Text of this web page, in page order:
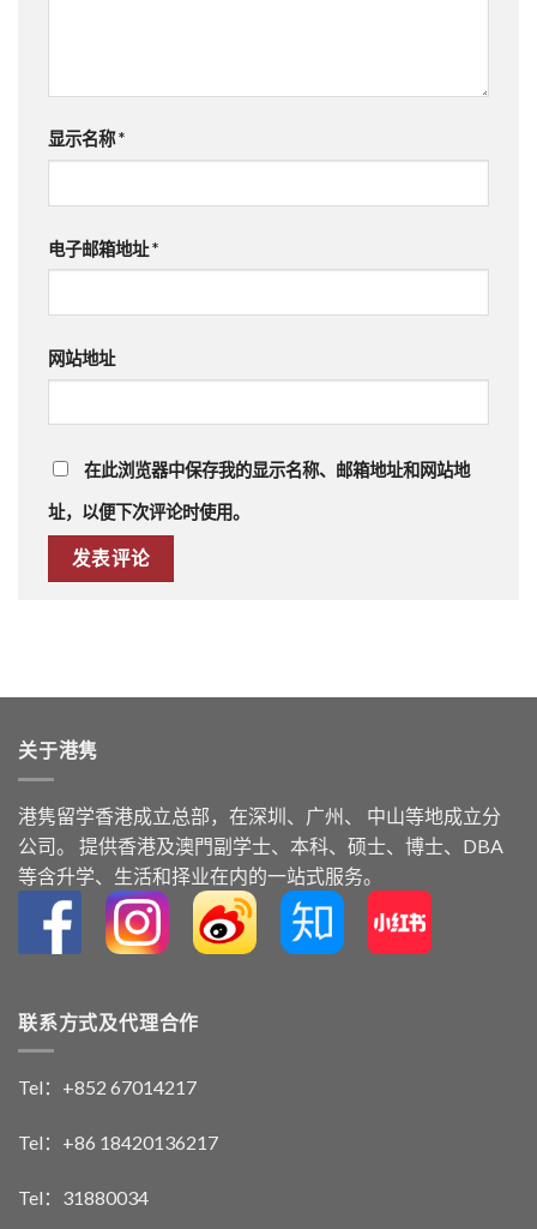
显示名称*
电子邮箱地址*
网站地址
在此浏览器中保存我的显示名称、邮箱地址和网站地
址，以便下次评论时使用。
关于港隽
港隽留学⾹港成⽴总部，在深圳、广州、 中⼭等地成⽴分
公司。 提供⾹港及澳⾨副学⼠、本科、硕⼠、博⼠、DBA
等含升学、⽣活和择业在内的⼀站式服务。
联系方式及代理合作
Tel：+852 67014217
Tel：+86 18420136217
Tel：31880034